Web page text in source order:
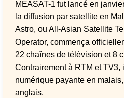
MEASAT-1 fut lancé en
la diffusion par satellite en
Astro, ou All-Asian Satellite
Operator, commença
22 chaînes de télévision et 8
Contrairement à RTM et
numérique payante en
anglais.